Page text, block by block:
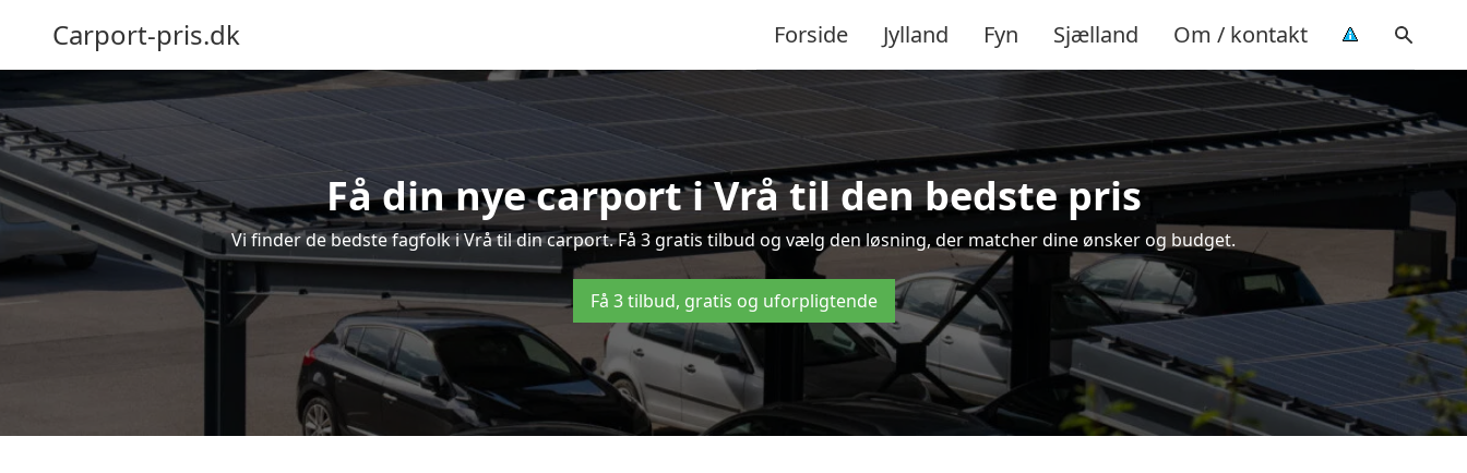
Carport-pris.dk Forside Jylland Fyn Sjælland Om / kontakt
Få din nye carport i Vrå til den bedste pris
Vi finder de bedste fagfolk i Vrå til din carport. Få 3 gratis tilbud og vælg den løsning, der matcher dine ønsker og budget.
Få 3 tilbud, gratis og uforpligtende